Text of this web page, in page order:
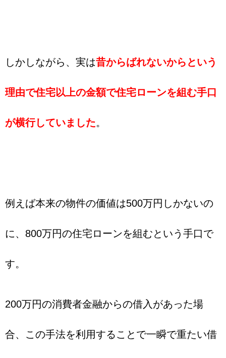
しかしながら、実は昔からばれないからという
理由で住宅以上の金額で住宅ローンを組む手口
が横行していました。
例えば本来の物件の価値は500万円しかないの
に、800万円の住宅ローンを組むという手口で
す。
200万円の消費者金融からの借入があった場
合、この手法を利用することで一瞬で重たい借